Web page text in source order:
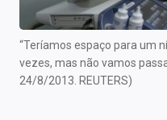
“Teríamos espaço para um
vezes, mas não vamos
24/8/2013. REUTERS)